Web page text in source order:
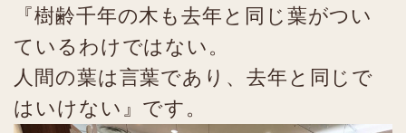
『樹齢千年の木も去年と同じ葉がつい
ているわけではない。
人間の葉は言葉であり、去年と同じで
はいけない』です。